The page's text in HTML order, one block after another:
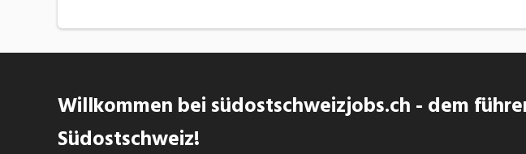
Willkommen bei südostschweizjobs.ch - dem
Südostschweiz!